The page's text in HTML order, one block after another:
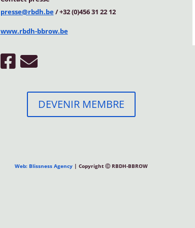
presse@rbdh.be/ +32 (0)456 31 22 12
www.rbdh-bbrow.be
DEVENIR MEMBRE
Web: Blissness Agency | Copyright Ⓒ RBDH-BBROW